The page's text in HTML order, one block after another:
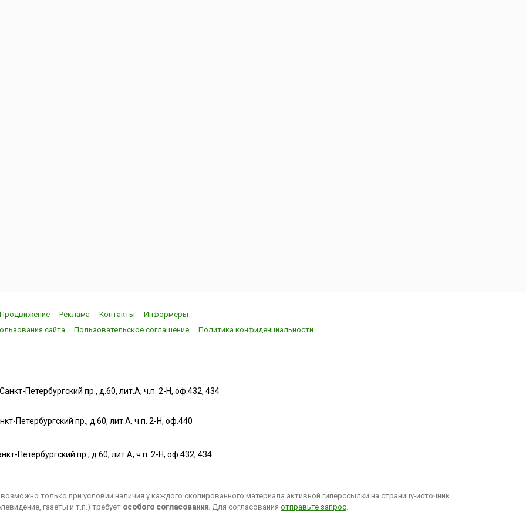
Продвижение Реклама Контакты
Информеры
сайта
Пользовательское соглашение Политика конфиденциальности
Петербургский пр., д.60, лит.А, ч.п. 2-Н, оф.432, 434
Петербургский пр., д.60, лит.А, ч.п. 2-Н, оф.440
Петербургский пр., д.60, лит.А, ч.п. 2-Н, оф.432, 434
только при условии наличия у каждого скопированного материала активной гиперссылки на страницу-источник.
газеты и т.п.) требует особого согласования. Для согласованияотправьте запрос.